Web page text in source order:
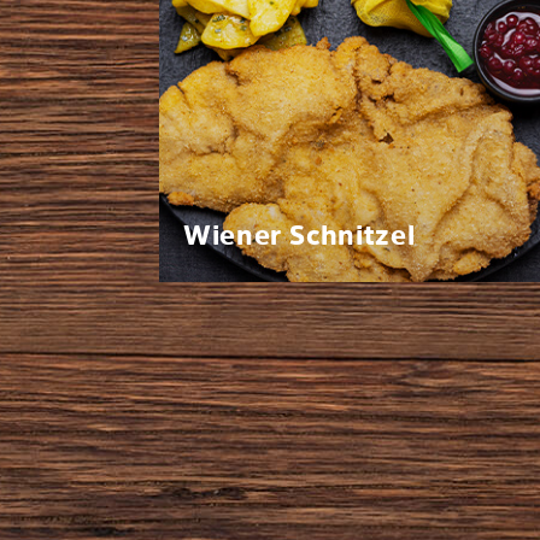
Wiener Schnitzel